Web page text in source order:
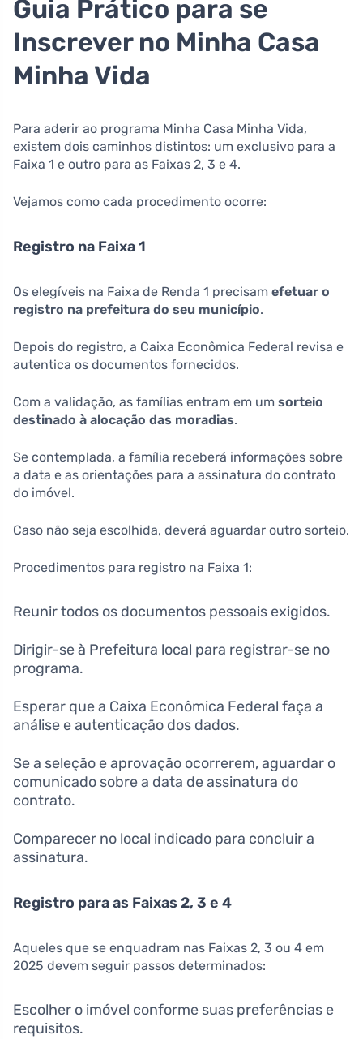
Guia Prático para se
Inscrever no Minha Casa
Minha Vida
Para aderir ao programa Minha Casa Minha Vida,
existem dois caminhos distintos: um exclusivo para a
Faixa 1 e outro para as Faixas 2, 3 e 4.
Vejamos como cada procedimento ocorre:
Registro na Faixa 1
Os elegíveis na Faixa de Renda 1 precisam efetuar o
registro na prefeitura do seu município.
Depois do registro, a Caixa Econômica Federal revisa e
autentica os documentos fornecidos.
Com a validação, as famílias entram em um sorteio
destinado à alocação das moradias.
Se contemplada, a família receberá informações sobre
a data e as orientações para a assinatura do contrato
do imóvel.
Caso não seja escolhida, deverá aguardar outro sorteio.
Procedimentos para registro na Faixa 1:
Reunir todos os documentos pessoais exigidos.
Dirigir-se à Prefeitura local para registrar-se no
programa.
Esperar que a Caixa Econômica Federal faça a
análise e autenticação dos dados.
Se a seleção e aprovação ocorrerem, aguardar o
comunicado sobre a data de assinatura do
contrato.
Comparecer no local indicado para concluir a
assinatura.
Registro para as Faixas 2, 3 e 4
Aqueles que se enquadram nas Faixas 2, 3 ou 4 em
2025 devem seguir passos determinados:
Escolher o imóvel conforme suas preferências e
requisitos.